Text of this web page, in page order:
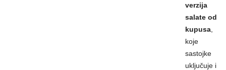
verzija
salate od
kupusa
koje
sastojke
uključuje i